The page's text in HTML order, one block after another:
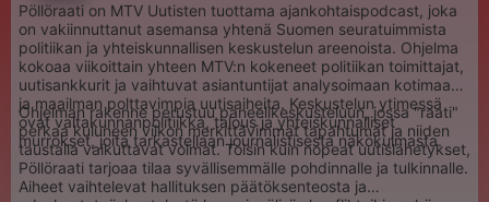
Pöllöraati on MTV Uutisten tuottama ajankohtaispodcast, joka
on vakiinnuttanut asemansa yhtenä Suomen seuratuimmista
politiikan ja yhteiskunnallisen keskustelun areenoista. Ohjelma
kokoaa viikoittain yhteen MTV:n kokeneet politiikan toimittajat,
uutisankkurit ja vaihtuvat asiantuntijat analysoimaan kotimaan
ja maailman polttavimpia uutisaiheita. Keskustelun ytimessä
ovat valtakunnanpolitiikka, talous ja yhteiskunnalliset
murrokset, joita tarkastellaan journalistisesta näkökulmasta.
Ohjelman rakenne perustuu paneelikeskusteluun, jossa "raati"
perkaa kuluneen viikon merkittävimmät tapahtumat ja niiden
taustalla vaikuttavat voimat. Toisin kuin nopeat uutislähetykset,
Pöllöraati tarjoaa tilaa syvällisemmälle pohdinnalle ja tulkinnalle.
Aiheet vaihtelevat hallituksen päätöksenteosta ja